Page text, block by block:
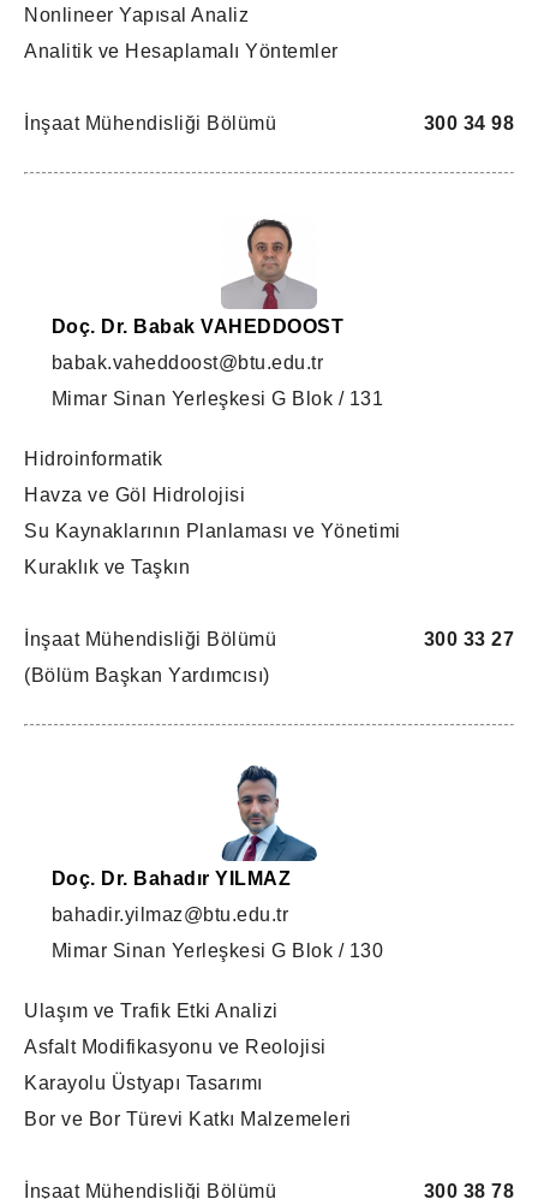
Nonlineer Yapısal Analiz
Analitik ve Hesaplamalı Yöntemler
300 34 98
İnşaat Mühendisliği Bölümü
Doç. Dr. Babak VAHEDDOOST
babak.vaheddoost@btu.edu.tr
Mimar Sinan Yerleşkesi G Blok / 131
Hidroinformatik
Havza ve Göl Hidrolojisi
Su Kaynaklarının Planlaması ve Yönetimi
Kuraklık ve Taşkın
300 33 27
İnşaat Mühendisliği Bölümü
(Bölüm Başkan Yardımcısı)
Doç. Dr. Bahadır YILMAZ
bahadir.yilmaz@btu.edu.tr
Mimar Sinan Yerleşkesi G Blok / 130
Ulaşım ve Trafik Etki Analizi
Asfalt Modifikasyonu ve Reolojisi
Karayolu Üstyapı Tasarımı
Bor ve Bor Türevi Katkı Malzemeleri
300 38 78
İnşaat Mühendisliği Bölümü